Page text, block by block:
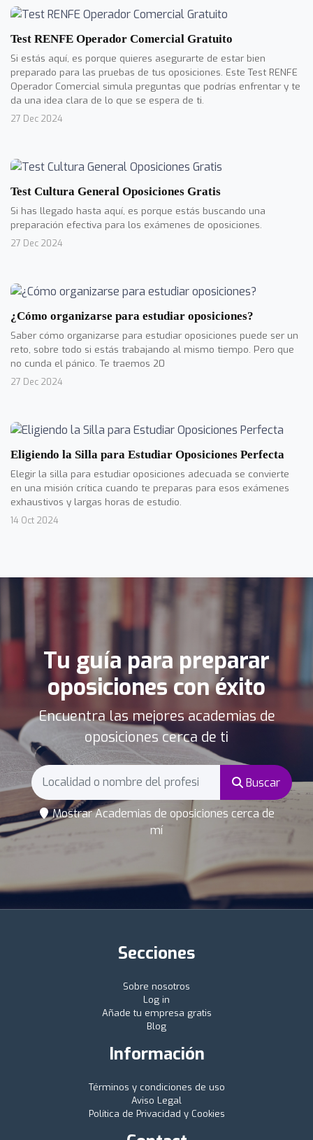
Test RENFE Operador Comercial Gratuito
Si estás aquí, es porque quieres asegurarte de estar bien
preparado para las pruebas de tus oposiciones. Este Test RENFE
Operador Comercial simula preguntas que podrías enfrentar y te
da una idea clara de lo que se espera de ti.
27 Dec 2024
Test Cultura General Oposiciones Gratis
Si has llegado hasta aquí, es porque estás buscando una
preparación efectiva para los exámenes de oposiciones.
27 Dec 2024
¿Cómo organizarse para estudiar oposiciones?
Saber cómo organizarse para estudiar oposiciones puede ser un
reto, sobre todo si estás trabajando al mismo tiempo. Pero que
no cunda el pánico. Te traemos 20
27 Dec 2024
Eligiendo la Silla para Estudiar Oposiciones Perfecta
Elegir la silla para estudiar oposiciones adecuada se convierte
en una misión crítica cuando te preparas para esos exámenes
exhaustivos y largas horas de estudio.
14 Oct 2024
Tu guía para preparar
oposiciones con éxito
Encuentra las mejores academias de
oposiciones cerca de ti
Buscar
Mostrar Academias de oposiciones cerca de
mí
Secciones
Sobre nosotros
Log in
Añade tu empresa gratis
Blog
Información
Términos y condiciones de uso
Aviso Legal
Política de Privacidad y Cookies